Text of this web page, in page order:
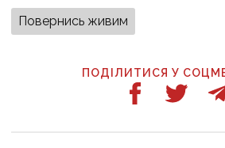
Повернись живим
ПОДІЛИТИСЯ У